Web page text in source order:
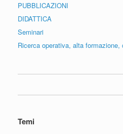
PUBBLICAZIONI
DIDATTICA
Seminari
Ricerca operativa, alta
Temi